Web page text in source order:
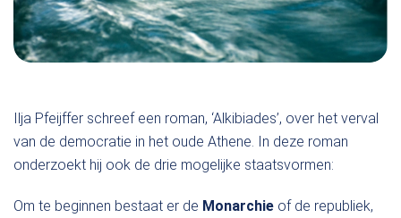
Ilja Pfeijffer schreef een roman, ‘Alkibiades’, over het verval
van de democratie in het oude Athene. In deze roman
onderzoekt hij ook de drie mogelijke staatsvormen:
Om te beginnen bestaat er de Monarchie of de republiek,